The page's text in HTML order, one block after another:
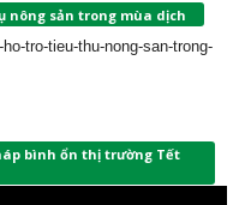
nông sản trong mùa dịch
tro-tieu-thu-nong-san-trong-
bình ổn thị trường Tết